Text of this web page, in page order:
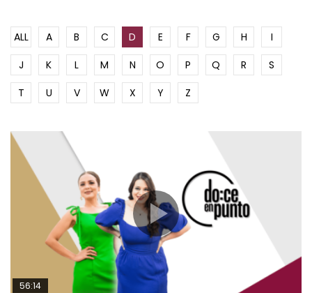
ALL A B C D E F G H
I
J
K L M N O P Q R
S
T
U V W X Y Z
56:14